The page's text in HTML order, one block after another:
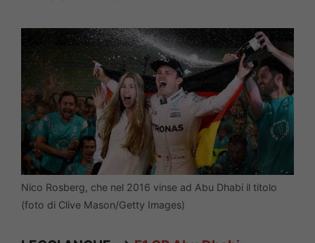
Nico Rosberg, che nel 2016 vinse ad Abu Dhabi il titolo
(foto di Clive Mason/Getty Images)